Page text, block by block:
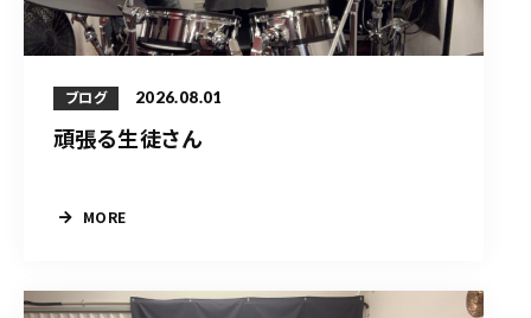
ブログ 2026.08.01
頑張る生徒さん
MORE